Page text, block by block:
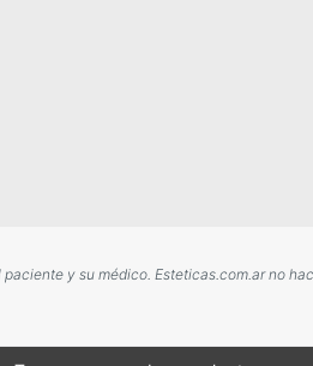
y su médico. Esteticas.com.ar no